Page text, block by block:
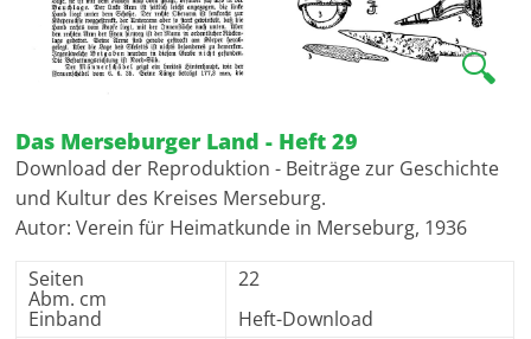
🔍
Das Merseburger Land - Heft 29
Download der Reproduktion - Beiträge zur Geschichte
und Kultur des Kreises Merseburg.
Autor: Verein für Heimatkunde in Merseburg, 1936
Seiten
Abm. cm
Einband
22
Heft-Download